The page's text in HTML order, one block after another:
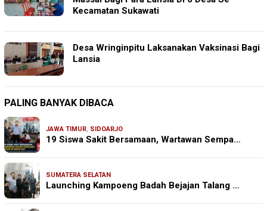
Kecamatan Sukawati
Desa Wringinpitu Laksanakan Vaksinasi Bagi
Lansia
PALING BANYAK DIBACA
JAWA TIMUR, SIDOARJO
19 Siswa Sakit Bersamaan, Wartawan Sempa…
SUMATERA SELATAN
Launching Kampoeng Badah Bejajan Talang …